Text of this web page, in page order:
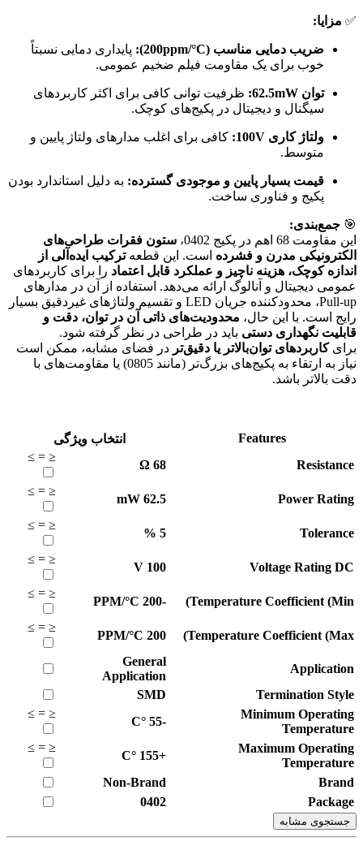
✅ مزایا:
ضریب دمایی مناسب (200ppm/°C):
پایداری دمایی نسبتاً
خوب برای یک مقاومت فیلم ضخیم عمومی.
توان 62.5mW:
ظرفیت توانی کافی برای اکثر کاربردهای
سیگنال و دیجیتال در پکیج‌های کوچک.
ولتاژ کاری 100V:
کافی برای اغلب مدارهای ولتاژ پایین و
متوسط.
قیمت بسیار پایین و موجودی گسترده: به دلیل استاندارد بودن
پکیج و فناوری ساخت.
🎯 جمع‌بندی:
این مقاومت 68 اهم در پکیج 0402،
ستون فقرات طراحی‌های
الکترونیکی مدرن و فشرده است. این قطعهترکیب ایده‌آلی از
اندازه کوچک، هزینه ناچیز و عملکرد قابل اعتماد را برای کاربردهای
عمومی دیجیتال و آنالوگ ارائه می‌دهد. استفاده از آن در مدارهای
Pull-up، محدودکننده جریان LED و تقسیم ولتاژهای غیردقیق بسیار
رایج است. با این حال، محدودیت‌های ذاتی آن در توان، دقت و
قابلیت نگهداری دستی باید در طراحی در نظر گرفته شود.
برایکاربردهای توان‌بالاتر یا دقیق‌تر در فضای مشابه، ممکن است
نیاز به ارتقاء به پکیج‌های بزرگ‌تر (مانند 0805) یا مقاومت‌های با
دقت بالاتر باشد.
Features
انتخاب ویژگی
Resistance
68
Ω
≤
=
≥
Power Rating
62.5
mW
≤
=
≥
Tolerance
5
%
≤
=
≥
Voltage Rating DC
100
V
≤
=
≥
Temperature Coefficient (Min)
-200
PPM/°C
≤
=
≥
Temperature Coefficient (Max)
200
PPM/°C
≤
=
≥
Application
General
Application
Termination Style
SMD
Minimum Operating
Temperature
-55
°C
≤
=
≥
Maximum Operating
Temperature
+155
°C
≤
=
≥
Brand
Non-Brand
Package
0402
جستجوی مشابه